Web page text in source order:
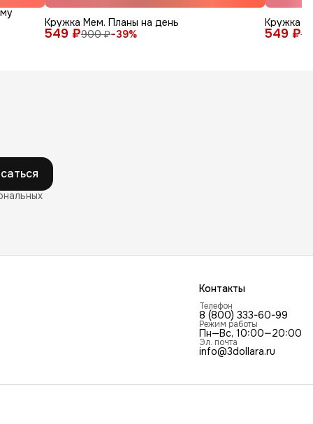
549 ₽900 ₽−39%
Кружка Мем. Планы на день
549 ₽
Кружка
Контакты
Телефон
8 (800) 333-60-99
Режим работы
Пн—Вс, 10:00—20:00
Эл. почта
info@3dollara.ru